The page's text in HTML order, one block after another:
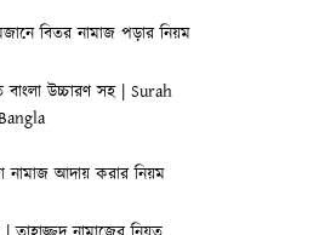
বিতর নামাজ পড়ার নিয়ম
উচ্চারণ সহ | Surah
নামাজ আদায় করার নিয়ম